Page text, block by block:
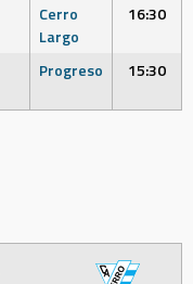
Cerro
Largo
16:30
Progreso 15:30